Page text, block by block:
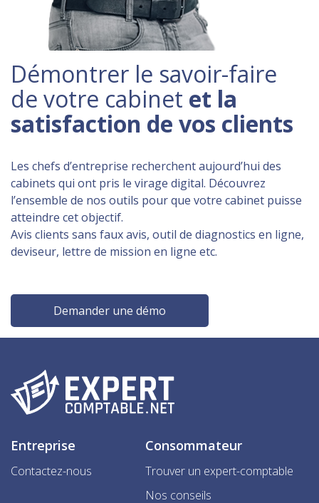
Démontrer le savoir-faire
de votre cabinet et la
satisfaction de vos clients
Les chefs d’entreprise recherchent aujourd’hui des
cabinets qui ont pris le virage digital. Découvrez
l’ensemble de nos outils pour que votre cabinet puisse
atteindre cet objectif.
Avis clients sans faux avis, outil de diagnostics en ligne,
deviseur, lettre de mission en ligne etc.
Demander une démo
Entreprise
Contactez-nous
Consommateur
Trouver un expert-comptable
Nos conseils